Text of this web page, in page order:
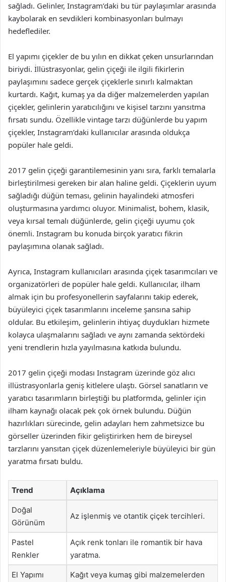
sağladı. Gelinler, Instagram’daki bu tür paylaşımlar arasında
kaybolarak en sevdikleri kombinasyonları bulmayı
hedeflediler.
El yapımı çiçekler de bu yılın en dikkat çeken unsurlarından
biriydi. İllüstrasyonlar, gelin çiçeği ile ilgili fikirlerin
paylaşımını sadece gerçek çiçeklerle sınırlı kalmaktan
kurtardı. Kağıt, kumaş ya da diğer malzemelerden yapılan
çiçekler, gelinlerin yaratıcılığını ve kişisel tarzını yansıtma
fırsatı sundu. Özellikle vintage tarzı düğünlerde bu yapım
çiçekler, Instagram’daki kullanıcılar arasında oldukça
popüler hale geldi.
2017 gelin çiçeği garantilemesinin yanı sıra, farklı temalarla
birleştirilmesi gereken bir alan haline geldi. Çiçeklerin uyum
sağladığı düğün teması, gelinin hayalindeki atmosferi
oluşturmasına yardımcı oluyor. Minimalist, bohem, klasik,
veya kırsal temalı düğünlerde, gelin çiçeği uyumu çok
önemli. Instagram bu konuda birçok yaratıcı fikrin
paylaşımına olanak sağladı.
Ayrıca, Instagram kullanıcıları arasında çiçek tasarımcıları ve
organizatörleri de popüler hale geldi. Kullanıcılar, ilham
almak için bu profesyonellerin sayfalarını takip ederek,
büyüleyici çiçek tasarımlarını inceleme şansına sahip
oldular. Bu etkileşim, gelinlerin ihtiyaç duydukları hizmete
kolayca ulaşmalarını sağladı ve aynı zamanda sektördeki
yeni trendlerin hızla yayılmasına katkıda bulundu.
2017 gelin çiçeği modası Instagram üzerinde göz alıcı
illüstrasyonlarla geniş kitlelere ulaştı. Görsel sanatların ve
yaratıcı tasarımların birleştiği bu platformda, gelinler için
ilham kaynağı olacak pek çok örnek bulundu. Düğün
hazırlıkları sürecinde, gelin adayları hem zahmetsizce bu
görseller üzerinden fikir geliştirirken hem de bireysel
tarzlarını yansıtan çiçek düzenlemeleriyle büyüleyici bir gün
yaratma fırsatı buldu.
Trend Açıklama
Doğal
Görünüm
Az işlenmiş ve otantik çiçek tercihleri.
Pastel
Renkler
Açık renk tonları ile romantik bir hava
yaratma.
El Yapımı
Kağıt veya kumaş gibi malzemelerden